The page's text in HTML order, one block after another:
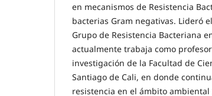
en mecanismos de Resistencia
bacterias Gram negativas. Lideró
Grupo de Resistencia Bacteriana
actualmente trabaja como
investigación de la Facultad de
Santiago de Cali, en donde
resistencia en el ámbito